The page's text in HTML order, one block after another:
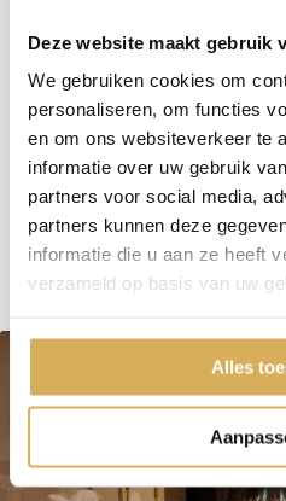
Deze website maakt gebruik
We gebruiken cookies om
personaliseren, om functies
en om ons websiteverkeer te
informatie over uw gebruik
partners voor social media,
partners kunnen deze
informatie die u aan ze heeft
verzameld op basis van uw
Alles
Meer weten over
Neem contact op
Specificaties: